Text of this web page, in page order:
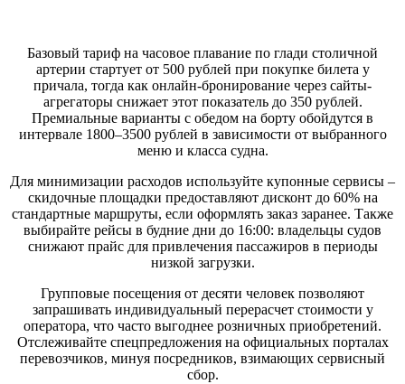
Базовый тариф на часовое плавание по глади столичной
артерии стартует от 500 рублей при покупке билета у
причала, тогда как онлайн-бронирование через сайты-
агрегаторы снижает этот показатель до 350 рублей.
Премиальные варианты с обедом на борту обойдутся в
интервале 1800–3500 рублей в зависимости от выбранного
меню и класса судна.
Для минимизации расходов используйте купонные сервисы –
скидочные площадки предоставляют дисконт до 60% на
стандартные маршруты, если оформлять заказ заранее. Также
выбирайте рейсы в будние дни до 16:00: владельцы судов
снижают прайс для привлечения пассажиров в периоды
низкой загрузки.
Групповые посещения от десяти человек позволяют
запрашивать индивидуальный перерасчет стоимости у
оператора, что часто выгоднее розничных приобретений.
Отслеживайте спецпредложения на официальных порталах
перевозчиков, минуя посредников, взимающих сервисный
сбор.